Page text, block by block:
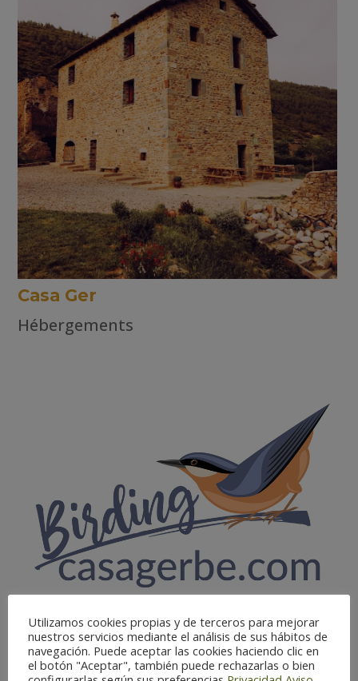
Casa Ger
Hébergements
Casa Gerbe
Affûts photo,Hébergements,Picotea
Utilizamos cookies propias y de terceros para mejorar
nuestros servicios mediante el análisis de sus hábitos de
navegación. Puede aceptar las cookies haciendo clic en
el botón "Aceptar", también puede rechazarlas o bien